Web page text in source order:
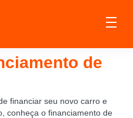
de
financiar seu novo carro e
conheça o financiamento de